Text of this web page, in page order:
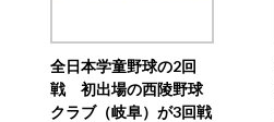
全日本学童野球の2回
戦 初出場の西陵野球
クラブ（岐阜）が3回戦